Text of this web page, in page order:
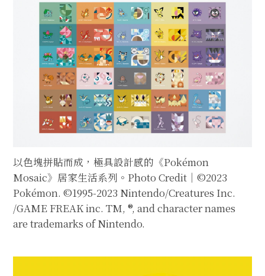
以色塊拼貼而成，極具設計感的《Pokémon
Mosaic》居家生活系列。Photo Credit｜©2023
Pokémon. ©1995-2023 Nintendo/Creatures Inc.
/GAME FREAK inc. TM, ®, and character names
are trademarks of Nintendo.